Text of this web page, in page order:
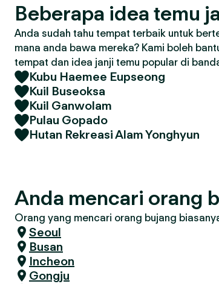
Beberapa idea temu
Anda sudah tahu tempat terbaik untuk
mana anda bawa mereka? Kami boleh
tempat dan idea janji temu popular di
Kubu Haemee Eupseong
Kuil Buseoksa
Kuil Ganwolam
Pulau Gopado
Hutan Rekreasi Alam Yonghyun
Anda mencari orang
Orang yang mencari orang bujang
Seoul
Busan
Incheon
Gongju